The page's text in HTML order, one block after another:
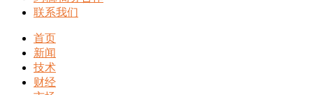
联系我们
首页
新闻
技术
财经